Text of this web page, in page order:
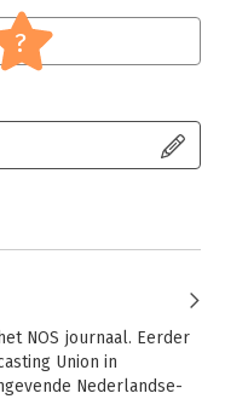
?
NOS journaal. Eerder
Union in
Nederlandse-